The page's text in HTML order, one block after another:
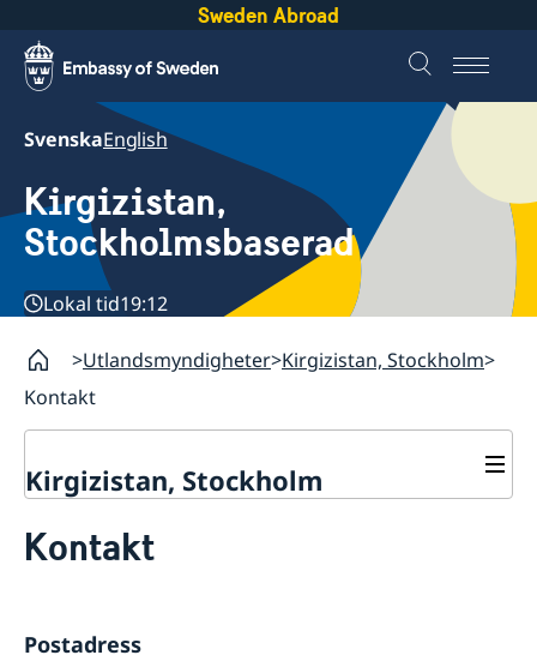
Sweden Abroad
SvenskaEnglish
Kirgizistan,
Stockholmsbaserad
Lokal tid19:12
Utlandsmyndigheter Kirgizistan, Stockholm
Kontakt
Kirgizistan, Stockholm
Kontakt
Kontakt
Postadress